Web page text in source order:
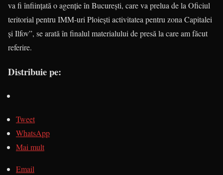
va fi înființată o agenție în București, care va prelua de la Oficiul
teritorial pentru IMM-uri Ploiești activitatea pentru zona Capitalei
și Ilfov”, se arată în finalul materialului de presă la care am făcut
referire.
Distribuie pe:
Tweet
WhatsApp
Mai mult
Email